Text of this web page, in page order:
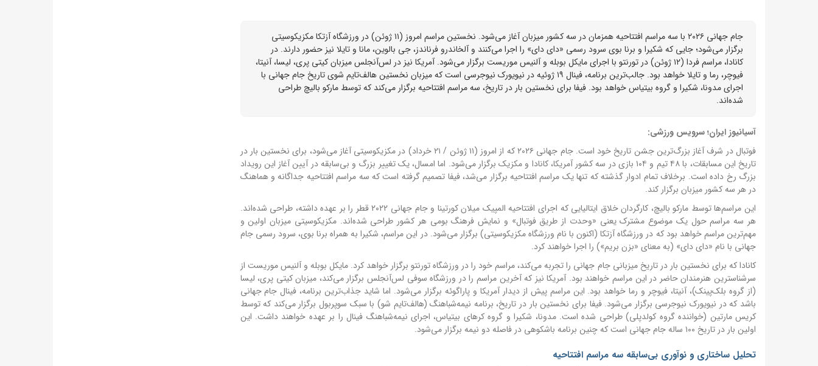
جام جهانی ۲۰۲۶ با سه مراسم افتتاحیه همزمان در سه کشور میزبان آغاز می‌شود. نخستین مراسم امروز (۱۱ ژوئن) در ورزشگاه آزتکا مکزیکوسیتی
برگزار می‌شود؛ جایی که شکیرا و برنا بوی سرود رسمی «دای دای» را اجرا می‌کنند و آلخاندرو فرناندز، جی بالوین، مانا و تایلا نیز حضور دارند. در
کانادا، مراسم فردا (۱۲ ژوئن) در تورنتو با اجرای مایکل بوبله و آلنیس موریست برگزار می‌شود. آمریکا نیز در لس‌آنجلس میزبان کیتی پری، لیسا، آنیتا،
فیوچر، رما و تایلا خواهد بود. جالب‌ترین برنامه، فینال ۱۹ ژوئیه در نیویورک نیوجرسی است که میزبان نخستین هالف‌تایم شوی تاریخ جام جهانی با
اجرای مدونا، شکیرا و گروه بیتیاس خواهد بود. فیفا برای نخستین بار در تاریخ، سه مراسم افتتاحیه برگزار می‌کند که توسط مارکو بالیچ طراحی
شده‌اند.
آسیانیوز ایران؛ سرویس ورزشی:
فوتبال در شرف آغاز بزرگ‌ترین جشن تاریخ خود است. جام جهانی ۲۰۲۶ که از امروز (۱۱ ژوئن / ۲۱ خرداد) در مکزیکوسیتی آغاز می‌شود، برای نخستین بار در
تاریخ این مسابقات، با ۴۸ تیم و ۱۰۴ بازی در سه کشور آمریکا، کانادا و مکزیک برگزار می‌شود. اما امسال، یک تغییر بزرگ و بی‌سابقه در آیین آغاز این رویداد
بزرگ رخ داده است. برخلاف تمام ادوار گذشته که تنها یک مراسم افتتاحیه برگزار می‌شد، فیفا تصمیم گرفته است که سه مراسم افتتاحیه جداگانه و هماهنگ
در هر سه کشور میزبان برگزار کند.
این مراسم‌ها توسط مارکو بالیچ، کارگردان خلاق ایتالیایی که اجرای افتتاحیه المپیک میلان کورتینا و جام جهانی ۲۰۲۲ قطر را بر عهده داشته، طراحی شده‌اند.
هر سه مراسم حول یک موضوع مشترک یعنی «وحدت از طریق فوتبال» و نمایش فرهنگ بومی هر کشور طراحی شده‌اند. مکزیکوسیتی میزبان اولین و
مهم‌ترین مراسم خواهد بود که در ورزشگاه آزتکا (اکنون با نام ورزشگاه مکزیکوسیتی) برگزار می‌شود. در این مراسم، شکیرا به همراه برنا بوی، سرود رسمی جام
جهانی با نام «دای دای» (به معنای «بزن بریم») را اجرا خواهند کرد.
کانادا که برای نخستین بار در تاریخ میزبانی جام جهانی را تجربه می‌کند، مراسم خود را در ورزشگاه تورنتو برگزار خواهد کرد. مایکل بوبله و آلنیس موریست از
سرشناسترین هنرمندان حاضر در این مراسم خواهند بود. آمریکا نیز که آخرین مراسم را در ورزشگاه سوفی لس‌آنجلس برگزار می‌کند، میزبان کیتی پری، لیسا
(از گروه بلک‌پینک)، آنیتا، فیوچر و رما خواهد بود. این مراسم پیش از دیدار آمریکا و پاراگوئه برگزار می‌شود. اما شاید جذاب‌ترین برنامه، فینال جام جهانی
باشد که در نیویورک نیوجرسی برگزار می‌شود. فیفا برای نخستین بار در تاریخ، برنامه نیمه‌شباهنگ (هالف‌تایم شو) با سبک سوپربول برگزار می‌کند که توسط
کریس مارتین (خواننده گروه کولدپلی) طراحی شده است. مدونا، شکیرا و گروه کرهای بیتیاس، اجرای نیمه‌شباهنگ فینال را بر عهده خواهند داشت. این
اولین بار در تاریخ ۱۰۰ ساله جام جهانی است که چنین برنامه باشکوهی در فاصله دو نیمه برگزار می‌شود.
تحلیل ساختاری و نوآوری بی‌سابقه سه مراسم افتتاحیه